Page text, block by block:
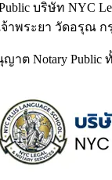
บริษัท NYC
จ้าพระยา วัดอรุณ ก
าต Notary Public